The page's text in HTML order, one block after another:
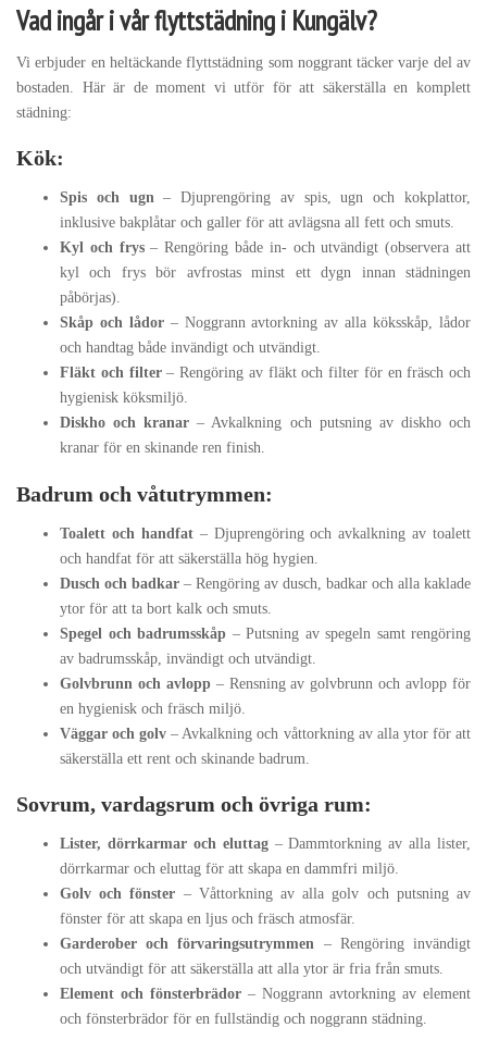
Vad ingår i vår flyttstädning i Kungälv?
Vi erbjuder en heltäckande flyttstädning som noggrant täcker varje del av
bostaden. Här är de moment vi utför för att säkerställa en komplett
städning:
Kök:
Spis och ugn– Djuprengöring av spis, ugn och kokplattor,
inklusive bakplåtar och galler för att avlägsna all fett och smuts.
Kyl och frys– Rengöring både in- och utvändigt (observera att
kyl och frys bör avfrostas minst ett dygn innan städningen
påbörjas).
Skåp och lådor– Noggrann avtorkning av alla köksskåp, lådor
och handtag både invändigt och utvändigt.
Fläkt och filter– Rengöring av fläkt och filter för en fräsch och
hygienisk köksmiljö.
Diskho och kranar – Avkalkning och putsning av diskho och
kranar för en skinande ren finish.
Badrum och våtutrymmen:
Toalett och handfat– Djuprengöring och avkalkning av toalett
och handfat för att säkerställa hög hygien.
Dusch och badkar – Rengöring av dusch, badkar och alla kaklade
ytor för att ta bort kalk och smuts.
Spegel och badrumsskåp – Putsning av spegeln samt rengöring
av badrumsskåp, invändigt och utvändigt.
Golvbrunn och avlopp– Rensning av golvbrunn och avlopp för
en hygienisk och fräsch miljö.
Väggar och golv – Avkalkning och våttorkning av alla ytor för att
säkerställa ett rent och skinande badrum.
Sovrum, vardagsrum och övriga rum:
Lister, dörrkarmar och eluttag– Dammtorkning av alla lister,
dörrkarmar och eluttag för att skapa en dammfri miljö.
Golv och fönster – Våttorkning av alla golv och putsning av
fönster för att skapa en ljus och fräsch atmosfär.
Garderober och förvaringsutrymmen – Rengöring invändigt
och utvändigt för att säkerställa att alla ytor är fria från smuts.
Element och fönsterbrädor – Noggrann avtorkning av element
och fönsterbrädor för en fullständig och noggrann städning.